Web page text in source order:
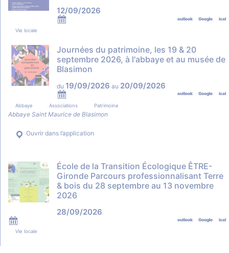
12/09/2026
ical
Google
outlook
Vie locale
Journées du patrimoine, les 19 & 20
septembre 2026, à l'abbaye et au musée de
Blasimon
du 19/09/2026 au 20/09/2026
ical
Google
outlook
Abbaye Associations Patrimoine
Abbaye Saint Maurice de Blasimon
Ouvrir dans l’application
École de la Transition Écologique ÊTRE-
Gironde Parcours professionnalisant Terre
& bois du 28 septembre au 13 novembre
2026
28/09/2026
ical
Google
outlook
Vie locale